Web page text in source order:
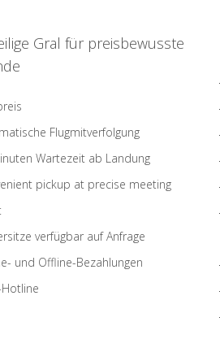
Gral für preisbewusste
Flugmitverfolgung
Wartezeit ab Landung
pickup at precise meeting
verfügbar auf Anfrage
und Offline-Bezahlungen